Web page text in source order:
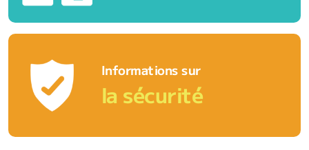
Informations sur
la sécurité